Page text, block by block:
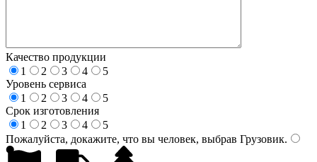
Качество продукции
1
2 3 4
5
Уровень сервиса
1
2 3 4
5
Срок изготовления
1
2 3 4
5
Пожалуйста, докажите, что вы человек, выбрав Грузовик.